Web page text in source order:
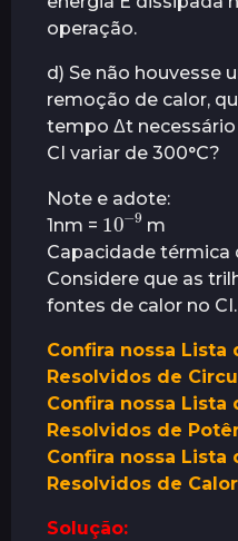
operação.
d) Se não houvesse
remoção de calor,
tempo Δt
CI variar de 300°C?
Note e adote:
1nm =
10−
9
m
Capacidade térmica
Considere que as
fontes de calor no CI.
Confira nossa Lista
Resolvidos de
Confira nossa Lista
Resolvidos de
Confira nossa Lista
Resolvidos de
Solução: